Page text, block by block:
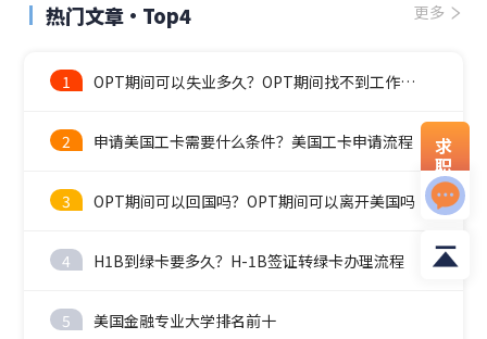
热门文章·Top4 更多
1 OPT期间可以失业多久？OPT期间找不到工作怎么办？
2 申请美国工卡需要什么条件？美国工卡申请流程
3 OPT期间可以回国吗？OPT期间可以离开美国吗
4 H1B到绿卡要多久？H-1B签证转绿卡办理流程
5 美国金融专业大学排名前十
求
职
资
料